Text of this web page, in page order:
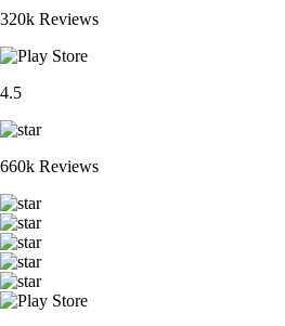
320k Reviews
4.5
660k Reviews